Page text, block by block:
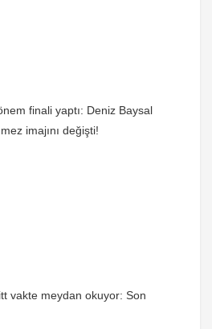
finali yaptı: Deniz Baysal
imajını değişti!
vakte meydan okuyor: Son